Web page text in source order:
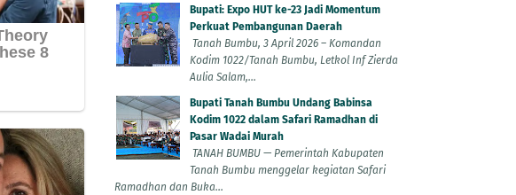
Bupati: Expo HUT ke-23 Jadi Momentum
Perkuat Pembangunan Daerah
Tanah Bumbu, 3 April 2026 – Komandan
Kodim 1022/Tanah Bumbu, Letkol Inf Zierda
Aulia Salam,...
Bupati Tanah Bumbu Undang Babinsa
Kodim 1022 dalam Safari Ramadhan di
Pasar Wadai Murah
TANAH BUMBU — Pemerintah Kabupaten
Tanah Bumbu menggelar kegiatan Safari
Ramadhan dan Buka...